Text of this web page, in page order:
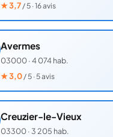
★3,7/ 5 · 16 avis
Avermes
03000·4 074 hab.
★3,0/ 5 · 5 avis
Creuzier-le-Vieux
03300·3 205 hab.